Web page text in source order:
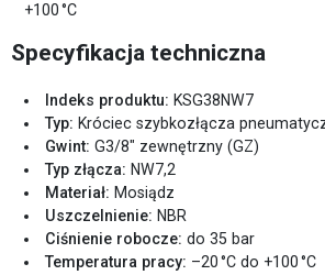
+100 °C
Specyfikacja techniczna
Indeks produktu: KSG38NW7
Typ: Króciec szybkozłącza
Gwint: G3/8" zewnętrzny (GZ)
Typ złącza: NW7,2
Materiał: Mosiądz
Uszczelnienie: NBR
Ciśnienie robocze: do 35 bar
Temperatura pracy: –20 °C do +100 °C